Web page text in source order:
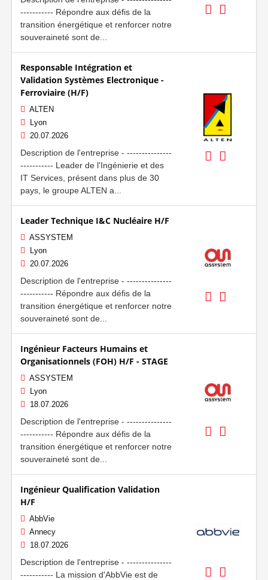
----------- Répondre aux défis de la
transition énergétique et renforcer notre
souveraineté sont de...
Responsable Intégration et
Validation Systèmes Electronique -
Ferroviaire (H/F)
ALTEN
Lyon
20.07.2026
Description de l'entreprise - ---------------
----------- Leader de l'Ingénierie et des
IT Services, présent dans plus de 30
pays, le groupe ALTEN a...
Leader Technique I&C Nucléaire H/F
ASSYSTEM
Lyon
20.07.2026
Description de l'entreprise - ---------------
----------- Répondre aux défis de la
transition énergétique et renforcer notre
souveraineté sont de...
Ingénieur Facteurs Humains et
Organisationnels (FOH) H/F - STAGE
ASSYSTEM
Lyon
18.07.2026
Description de l'entreprise - ---------------
----------- Répondre aux défis de la
transition énergétique et renforcer notre
souveraineté sont de...
Ingénieur Qualification Validation
H/F
AbbVie
Annecy
18.07.2026
Description de l'entreprise - ---------------
----------- La mission d'AbbVie est de